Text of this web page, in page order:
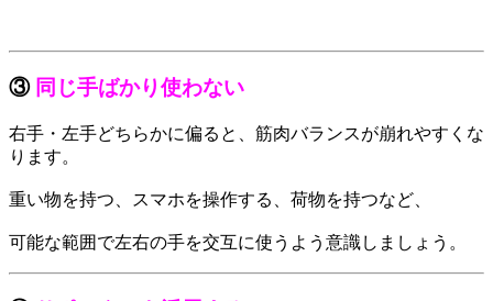
③ 同じ手ばかり使わない
右手・左手どちらかに偏ると、筋肉バランスが崩れやすくな
ります。
重い物を持つ、スマホを操作する、荷物を持つなど、
可能な範囲で左右の手を交互に使うよう意識しましょう。